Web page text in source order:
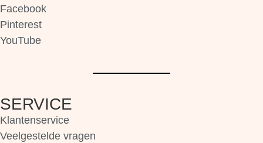
Facebook
Pinterest
YouTube
SERVICE
Klantenservice
Veelgestelde vragen